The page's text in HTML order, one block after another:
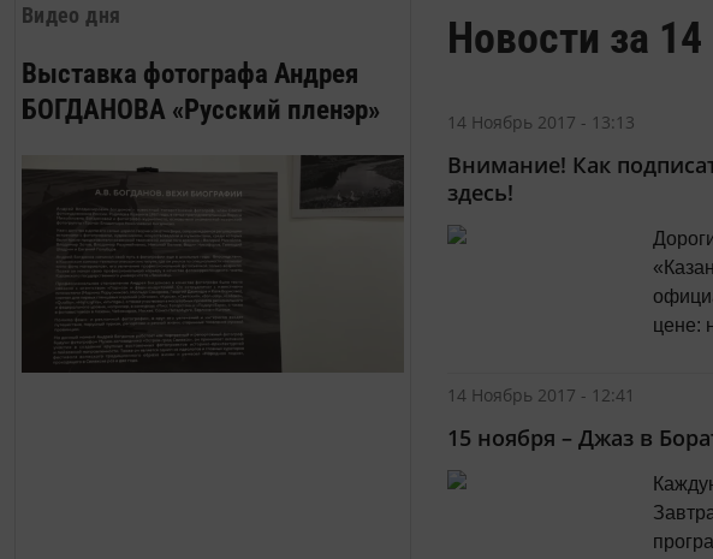
Видео дня
Выставка фотографа Андрея
БОГДАНОВА «Русский пленэр»
Новости за
14 Ноябрь 2017 - 13:13
Внимание! Как
здесь!
цене:
14 Ноябрь 2017 - 12:41
15 ноября – Джаз в